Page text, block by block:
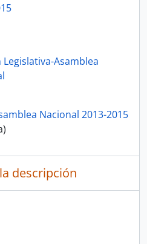
Legislativa-Asamblea
Nacional 2013-2015
descripción